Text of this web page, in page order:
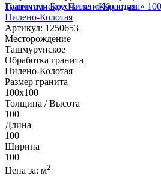
Гранитная Брусчатка «Карандаш»
Пилено-Колотая
Артикул: 1250653
Месторождение
Ташмурунское
Обработка гранита
Пилено-Колотая
Размер гранита
100х100
Толщина / Высота
100
Длина
100
Ширина
100
Цена за: м2